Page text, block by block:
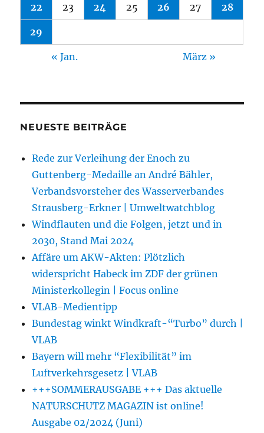
22 23 24 25 26 27 28
29
« Jan. März »
NEUESTE BEITRÄGE
Rede zur Verleihung der Enoch zu
Guttenberg-Medaille an André Bähler,
Verbandsvorsteher des Wasserverbandes
Strausberg-Erkner | Umweltwatchblog
Windflauten und die Folgen, jetzt und in
2030, Stand Mai 2024
Affäre um AKW-Akten: Plötzlich
widerspricht Habeck im ZDF der grünen
Ministerkollegin | Focus online
VLAB-Medientipp
Bundestag winkt Windkraft-“Turbo” durch |
VLAB
Bayern will mehr “Flexibilität” im
Luftverkehrsgesetz | VLAB
+++SOMMERAUSGABE +++ Das aktuelle
NATURSCHUTZ MAGAZIN ist online!
Ausgabe 02/2024 (Juni)